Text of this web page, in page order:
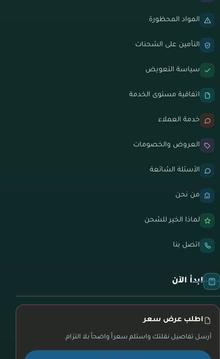
المواد المحظورة
التأمين على الشحنات
سياسة التعويض
اتفاقية مستوى الخدمة
خدمة العملاء
العروض والخصومات
الأسئلة الشائعة
من نحن
لماذا الخير للشحن
اتصل بنا
ابدأ الآن
اطلب عرض سعر
أرسل تفاصيل نقلتك واستلم سعراً واضحاً بلا التزام.